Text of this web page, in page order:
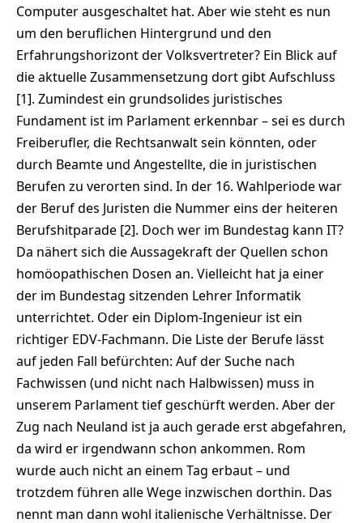
Computer ausgeschaltet hat. Aber wie steht es nun
um den beruflichen Hintergrund und den
Erfahrungshorizont der Volksvertreter? Ein Blick auf
die aktuelle Zusammensetzung dort gibt Aufschluss
[1]. Zumindest ein grundsolides juristisches
Fundament ist im Parlament erkennbar – sei es durch
Freiberufler, die Rechtsanwalt sein könnten, oder
durch Beamte und Angestellte, die in juristischen
Berufen zu verorten sind. In der 16. Wahlperiode war
der Beruf des Juristen die Nummer eins der heiteren
Berufshitparade [2]. Doch wer im Bundestag kann IT?
Da nähert sich die Aussagekraft der Quellen schon
homöopathischen Dosen an. Vielleicht hat ja einer
der im Bundestag sitzenden Lehrer Informatik
unterrichtet. Oder ein Diplom-Ingenieur ist ein
richtiger EDV-Fachmann. Die Liste der Berufe lässt
auf jeden Fall befürchten: Auf der Suche nach
Fachwissen (und nicht nach Halbwissen) muss in
unserem Parlament tief geschürft werden. Aber der
Zug nach Neuland ist ja auch gerade erst abgefahren,
da wird er irgendwann schon ankommen. Rom
wurde auch nicht an einem Tag erbaut – und
trotzdem führen alle Wege inzwischen dorthin. Das
nennt man dann wohl italienische Verhältnisse. Der